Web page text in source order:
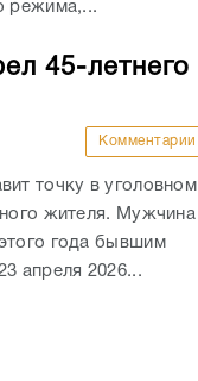
режима,...
45-летнего
Комментарии
точку в уголовном
жителя. Мужчина
года бывшим
апреля 2026...